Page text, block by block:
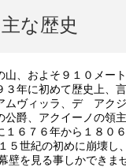
主な歴史
、およそ９１０メー
年に初めて歴史上、
ムヴィッラ、デ アク
爵、アクイーノの領
６７６年から１８０
５世紀の初めに崩壊し
壁を見る事しかできま